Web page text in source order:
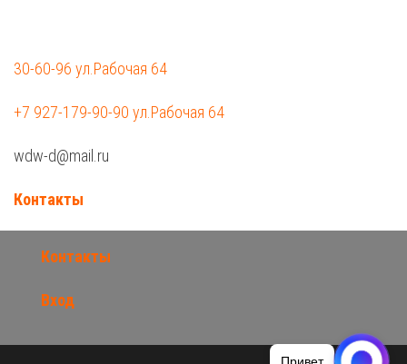
30-60-96 ул.Рабочая 64
+7 927-179-90-90 ул.Рабочая 64
wdw-d@mail.ru
Контакты
Контакты
Вход